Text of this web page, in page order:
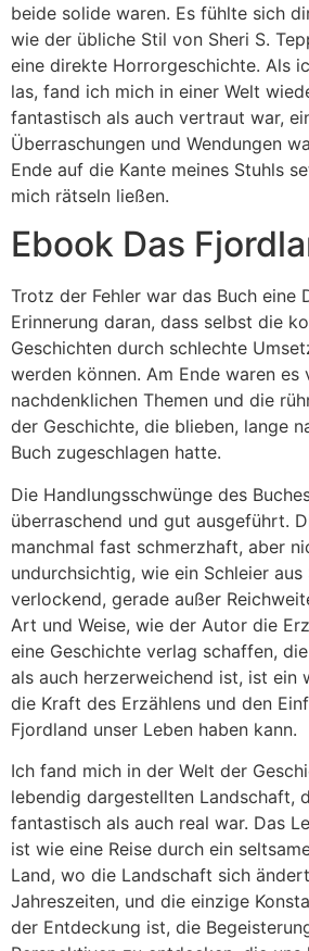
beide solide waren. Es fühlte sich
wie der übliche Stil von Sheri S.
eine direkte Horrorgeschichte. Als
las, fand ich mich in einer Welt
fantastisch als auch vertraut war,
Überraschungen und Wendungen
Ende auf die Kante meines Stuhls
mich rätseln ließen.
Ebook Das
Trotz der Fehler war das Buch eine
Erinnerung daran, dass selbst die
Geschichten durch schlechte
werden können. Am Ende waren es
nachdenklichen Themen und die
der Geschichte, die blieben, lange
Buch zugeschlagen hatte.
Die Handlungsschwünge des
überraschend und gut ausgeführt.
manchmal fast schmerzhaft, aber
undurchsichtig, wie ein Schleier aus
verlockend, gerade außer
Art und Weise, wie der Autor die
eine Geschichte verlag schaffen,
als auch herzerweichend ist, ist ein
die Kraft des Erzählens und den
Fjordland unser Leben haben kann.
Ich fand mich in der Welt der
lebendig dargestellten Landschaft,
fantastisch als auch real war. Das
ist wie eine Reise durch ein
Land, wo die Landschaft sich
Jahreszeiten, und die einzige
der Entdeckung ist, die